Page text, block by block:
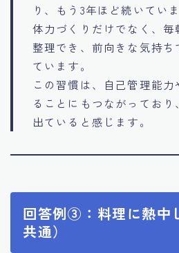
り、もう3年ほど続いていま
体力づくりだけでなく、毎
整理でき、前向きな気持ち
ています。
この習慣は、自己管理能
ることにもつながってお
出ていると感じます。
回答例③：料理に熱中
共通）